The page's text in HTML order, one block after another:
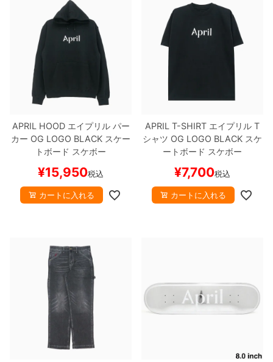
APRIL HOODエイプリルパー
カー OG LOGO BLACK スケー
トボード スケボー
¥15,950税込
カートに入れる
APRIL T-SHIRT エイプリル T
シャツ OG LOGO BLACK スケ
ートボード スケボー
¥7,700税込
カートに入れる